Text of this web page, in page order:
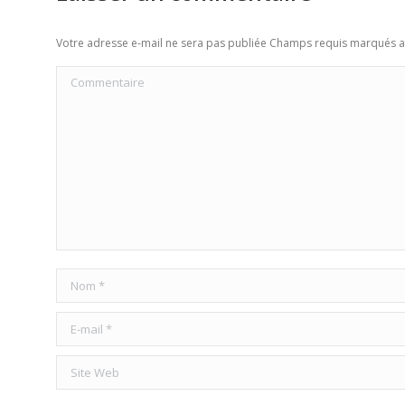
Votre adresse e-mail ne sera pas publiée Champs requis marqués
Commentaire
Nom *
E-mail *
Site Web